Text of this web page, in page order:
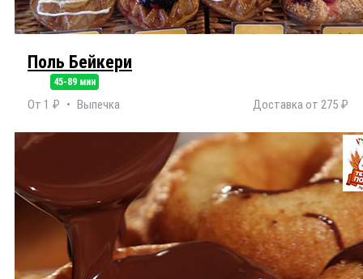
Поль Бейкери
45-89 мин
От 1 ₽ Выпечка Доставка от 275 ₽